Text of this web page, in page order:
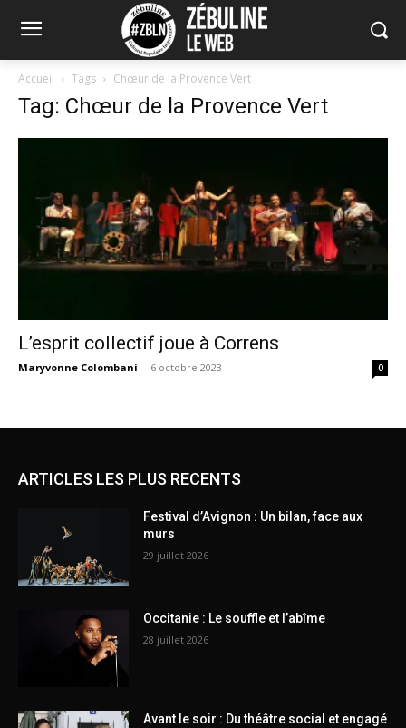
Accueil Tags Chœur de la Provence Vert
Tag: Chœur de la Provence Vert
L’esprit collectif joue à Correns
Maryvonne Colombani - 6 octobre 2023 0
ARTICLES LES PLUS RECENTS
Festival d’Avignon : Un bilan, face aux
murs
29 juillet 2026
Occitanie : Le souffle et l’abîme
28 juillet 2026
Avant le soir : Du théâtre social et engagé